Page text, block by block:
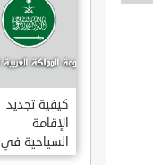
كيفية تجديد
الإقامة
السياحية في
تركيا وما